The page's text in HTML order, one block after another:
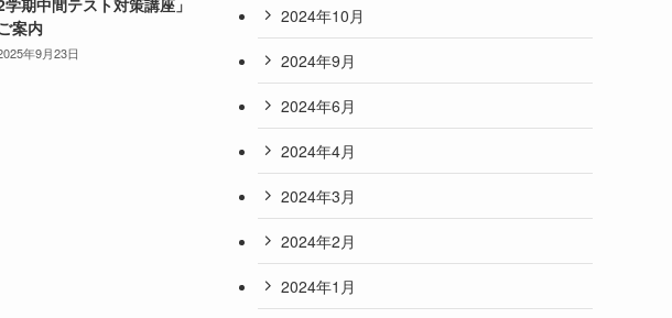
案内
年9月23日
2024年10月
2024年9月
2024年6月
2024年4月
2024年3月
2024年2月
2024年1月